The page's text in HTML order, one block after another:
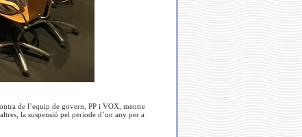
de l’equip de govern, PP i VOX, mentre
la suspensió pel període d’un any per a